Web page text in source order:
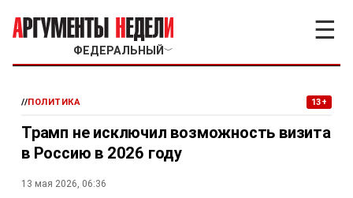
ФЕДЕРАЛЬНЫЙ ﹀
☰
//ПОЛИТИКА 13+
Трамп не исключил возможность визита
в Россию в 2026 году
13 мая 2026, 06:36